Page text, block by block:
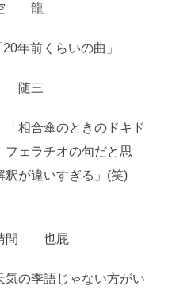
空 龍
年前くらいの曲」
随三
「相合傘のときのドキド
フェラチオの句だと思
釈が違いすぎる」(笑)
晴間 也屁
気の季語じゃない方がい